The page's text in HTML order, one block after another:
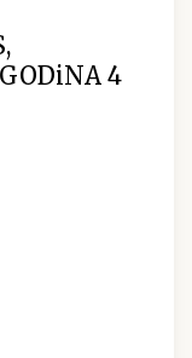
4